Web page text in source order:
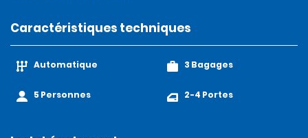
Caractéristiques techniques
Automatique
5 Personnes
3 Bagages
2-4 Portes